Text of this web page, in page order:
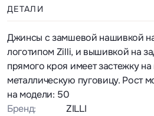
ДЕТАЛИ
Джинсы с замшевой нашивкой
логотипом Zilli, и вышивкой на
прямого кроя имеет застежку
металлическую пуговицу. Рост
на модели: 50
Бренд:
ZILLI